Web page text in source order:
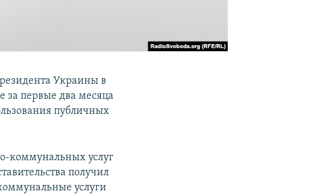
Украины в
за первые два месяца
публичных
коммунальных услуг
получил
услуги